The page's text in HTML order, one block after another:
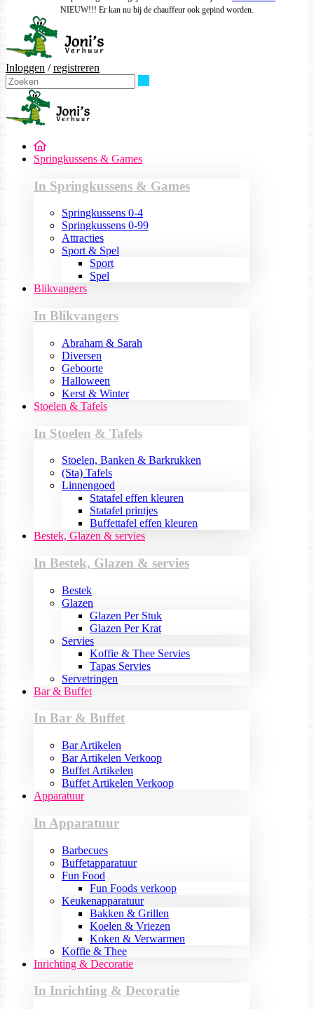
NIEUW!!! Er kan nu bij de chauffeur ook gepind worden.
Inloggen /registreren
Springkussens & Games
In Springkussens & Games
Springkussens 0-4
Springkussens 0-99
Attracties
Sport & Spel
Sport
Spel
Blikvangers
In Blikvangers
Abraham & Sarah
Diversen
Geboorte
Halloween
Kerst & Winter
Stoelen & Tafels
In Stoelen & Tafels
Stoelen, Banken & Barkrukken
(Sta) Tafels
Linnengoed
Statafel effen kleuren
Statafel printjes
Buffettafel effen kleuren
Bestek, Glazen & servies
In Bestek, Glazen & servies
Bestek
Glazen
Glazen Per Stuk
Glazen Per Krat
Servies
Koffie & Thee Servies
Tapas Servies
Servetringen
Bar & Buffet
In Bar & Buffet
Bar Artikelen
Bar Artikelen Verkoop
Buffet Artikelen
Buffet Artikelen Verkoop
Apparatuur
In Apparatuur
Barbecues
Buffetapparatuur
Fun Food
Fun Foods verkoop
Keukenapparatuur
Bakken & Grillen
Koelen & Vriezen
Koken & Verwarmen
Koffie & Thee
Inrichting & Decoratie
In Inrichting & Decoratie